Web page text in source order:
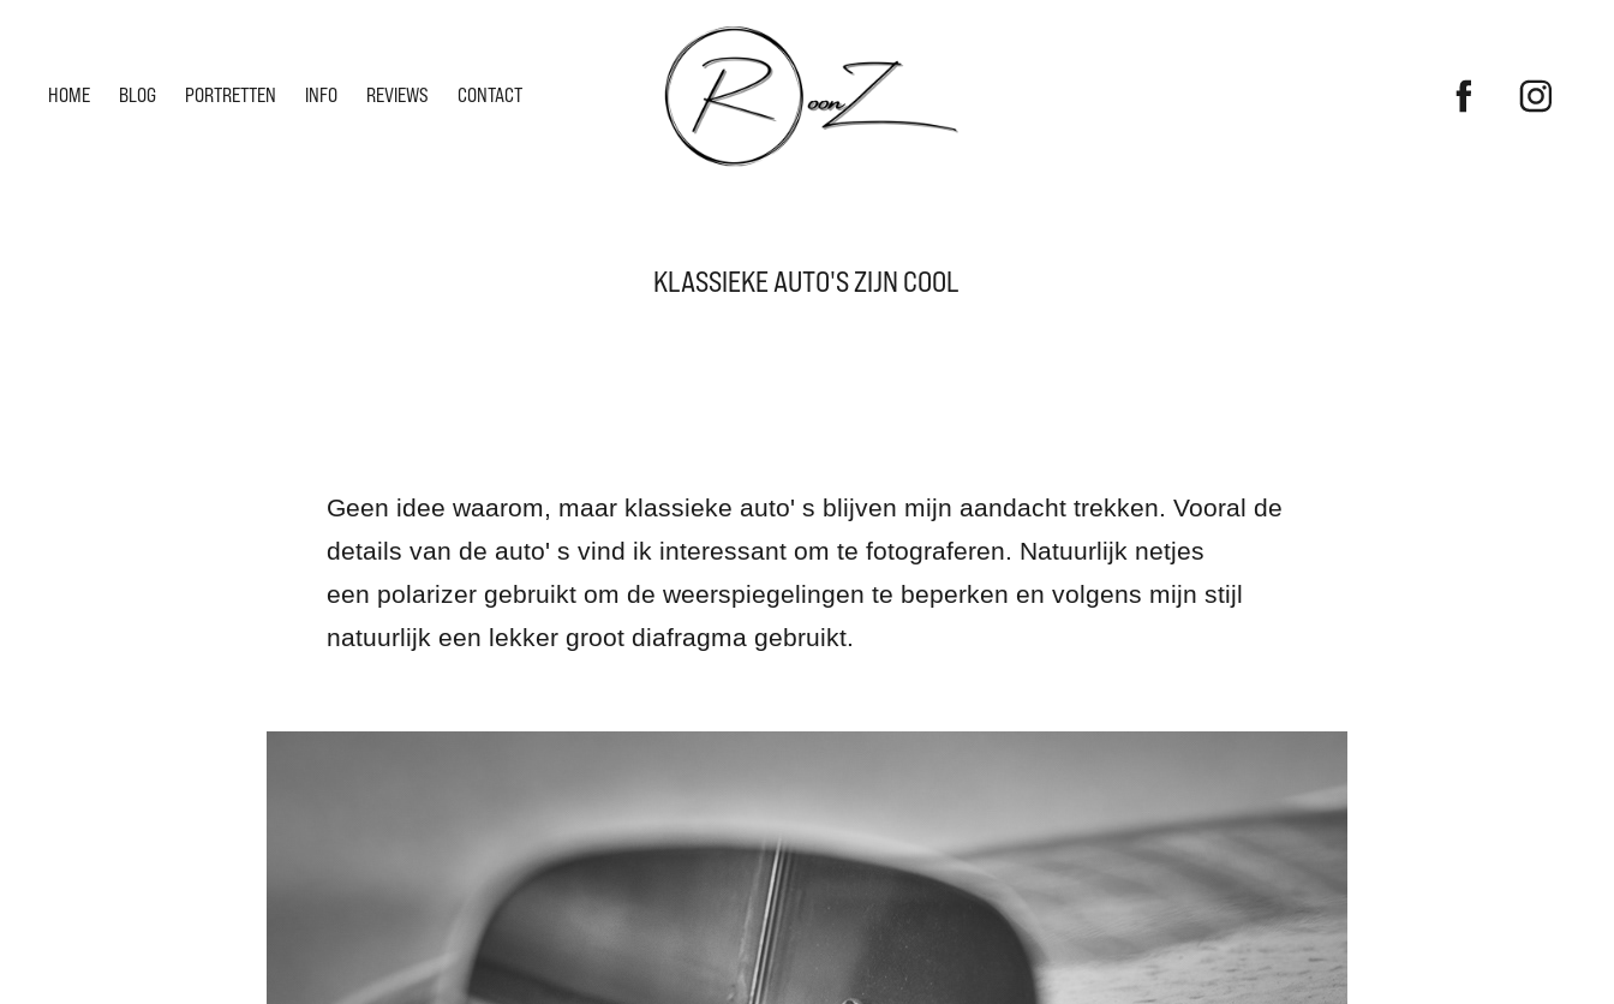
HOME BLOG PORTRETTEN INFO REVIEWS CONTACT
KLASSIEKE AUTO'S ZIJN COOL
Geen idee waarom, maar klassieke auto' s blijven mijn aandacht trekken. Vooral de
details van de auto' s vind ik interessant om te fotograferen. Natuurlijk netjes
een polarizer gebruikt om de weerspiegelingen te beperken en volgens mijn stijl
natuurlijk een lekker groot diafragma gebruikt.